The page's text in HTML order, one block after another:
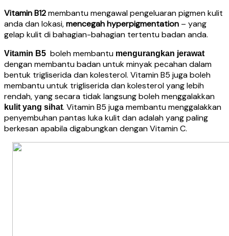
Vitamin B12membantu mengawal pengeluaran pigmen kulit
anda dan lokasi,mencegah hyperpigmentation – yang
gelap kulit di bahagian-bahagian tertentu badan anda.
Vitamin B5 boleh membantu mengurangkan jerawat
dengan membantu badan untuk minyak pecahan dalam
bentuk trigliserida dan kolesterol. Vitamin B5 juga boleh
membantu untuk trigliserida dan kolesterol yang lebih
rendah, yang secara tidak langsung boleh menggalakkan
kulit yang sihat. Vitamin B5 juga membantu menggalakkan
penyembuhan pantas luka kulit dan adalah yang paling
berkesan apabila digabungkan dengan Vitamin C.